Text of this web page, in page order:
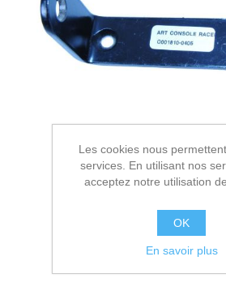
Les cookies nous
services. En utilisant nos
acceptez notre utilisation
OK
En savoir plus